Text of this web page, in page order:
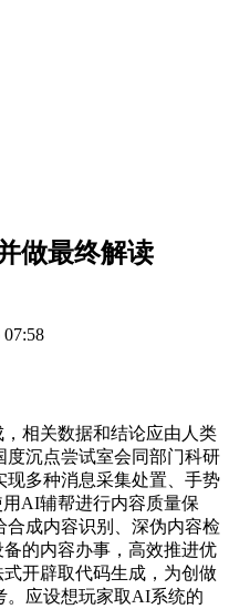
做最终解读
07:58
相关数据和结论应由人类
沉点尝试室会同部门科研
多种消息采集处置、手势
AI辅帮进行内容质量保
成内容识别、深伪内容检
的内容办事，高效推进优
开辟取代码生成，为创做
。应设想玩家取AI系统的